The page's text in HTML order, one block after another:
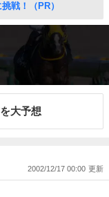
戦！（PR）
大予想
2002/12/17 00:00